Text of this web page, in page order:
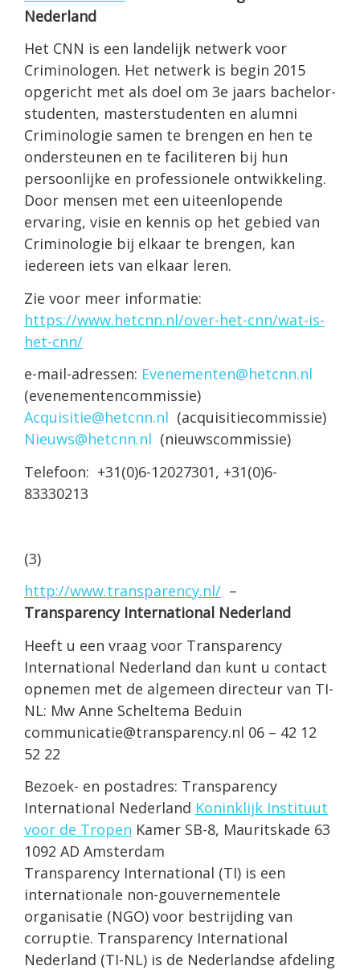
Nederland
Het CNN is een landelijk netwerk voor
Criminologen. Het netwerk is begin 2015
opgericht met als doel om 3e jaars bachelor-
studenten, masterstudenten en alumni
Criminologie samen te brengen en hen te
ondersteunen en te faciliteren bij hun
persoonlijke en professionele ontwikkeling.
Door mensen met een uiteenlopende
ervaring, visie en kennis op het gebied van
Criminologie bij elkaar te brengen, kan
iedereen iets van elkaar leren.
Zie voor meer informatie:
https://www.hetcnn.nl/over-het-cnn/wat-is-
het-cnn/
e-mail-adressen: Evenementen@hetcnn.nl
(evenementencommissie)
Acquisitie@hetcnn.nl (acquisitiecommissie)
Nieuws@hetcnn.nl (nieuwscommissie)
Telefoon: +31(0)6-12027301, +31(0)6-
83330213
(3)
http://www.transparency.nl/ –
Transparency International Nederland
Heeft u een vraag voor Transparency
International Nederland dan kunt u contact
opnemen met de algemeen directeur van TI-
NL: Mw Anne Scheltema Beduin
communicatie@transparency.nl 06 – 42 12
52 22
Bezoek- en postadres: Transparency
International Nederland Koninklijk Instituut
voor de Tropen Kamer SB-8, Mauritskade 63
1092 AD Amsterdam
Transparency International (TI) is een
internationale non-gouvernementele
organisatie (NGO) voor bestrijding van
corruptie. Transparency International
Nederland (TI-NL) is de Nederlandse afdeling